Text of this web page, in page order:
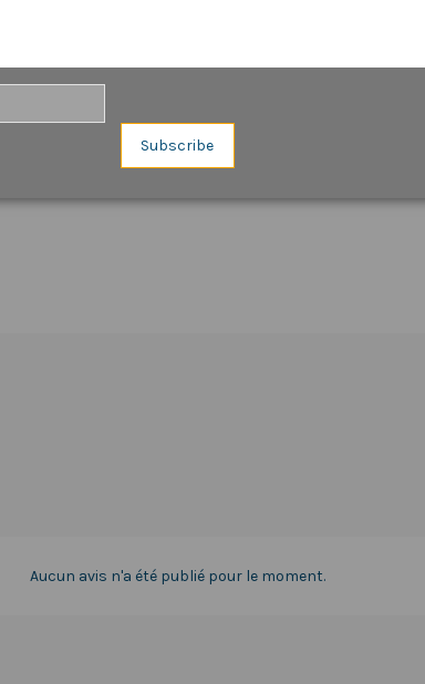
Aucun avis n'a été publié pour le moment.
Subscribe